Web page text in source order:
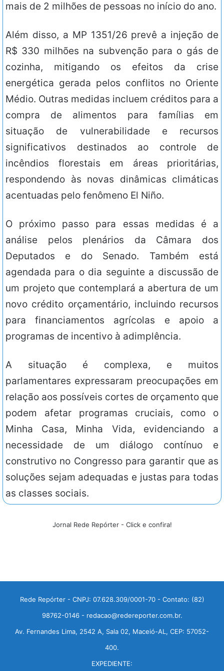
mais de 2 milhões de pessoas no início do ano.
Além disso, a MP 1351/26 prevê a injeção de
R$ 330 milhões na subvenção para o gás de
cozinha, mitigando os efeitos da crise
energética gerada pelos conflitos no Oriente
Médio. Outras medidas incluem créditos para a
compra de alimentos para famílias em
situação de vulnerabilidade e recursos
significativos destinados ao controle de
incêndios florestais em áreas prioritárias,
respondendo às novas dinâmicas climáticas
acentuadas pelo fenômeno El Niño.
O próximo passo para essas medidas é a
análise pelos plenários da Câmara dos
Deputados e do Senado. Também está
agendada para o dia seguinte a discussão de
um projeto que contemplará a abertura de um
novo crédito orçamentário, incluindo recursos
para financiamentos agrícolas e apoio a
programas de incentivo à adimplência.
A situação é complexa, e muitos
parlamentares expressaram preocupações em
relação aos possíveis cortes de orçamento que
podem afetar programas cruciais, como o
Minha Casa, Minha Vida, evidenciando a
necessidade de um diálogo contínuo e
construtivo no Congresso para garantir que as
soluções sejam adequadas e justas para todas
as classes sociais.
Jornal Rede Repórter - Click e confira!
Rede Repórter - CNPJ: 07.628.309/0001-70 - Contato: (82)
98762-0146 - redacao@redereporter.com.br.
Av. Fernandes Lima, 2542 A, Sala 02, Maceió-AL, CEP: 57052-
400.
EXPEDIENTE: